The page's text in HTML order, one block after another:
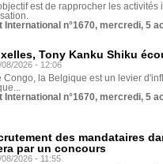
est de rapprocher les
International n°1670, mercredi, 5
Tony Kanku Shiku
08/2026 - 12:06
Congo, la Belgique est un levier
International n°1670, mercredi, 5
des mandataires
par un concours
2026 - 11:55